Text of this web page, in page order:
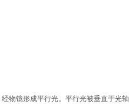
镜形成平行光。平行光被垂直于